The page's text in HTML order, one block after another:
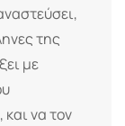
της
με
να τον